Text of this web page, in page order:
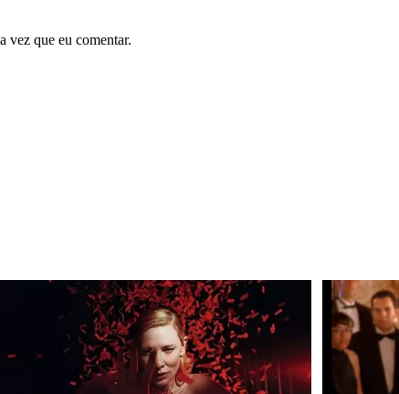
vez que eu comentar.